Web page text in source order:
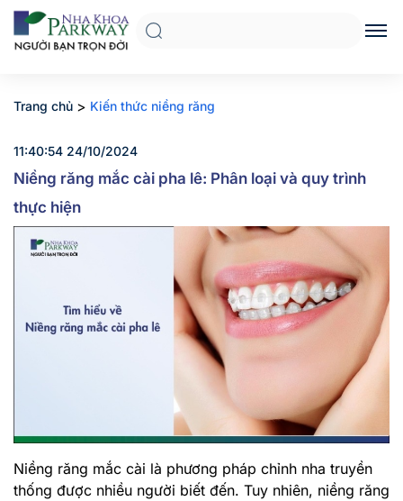
Trang chủ > Kiến thức niềng răng
11:40:54 24/10/2024
Niềng răng mắc cài pha lê: Phân loại và quy trình
thực hiện
Niềng răng mắc cài là phương pháp chỉnh nha truyền
thống được nhiều người biết đến. Tuy nhiên, niềng răng